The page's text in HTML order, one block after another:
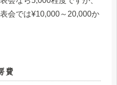
会では¥10,000～20,000か
費